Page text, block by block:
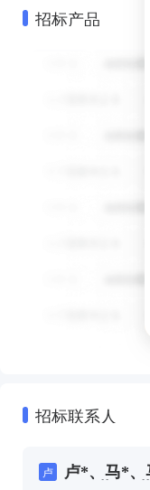
招标产品
招标联系人
卢
卢*、马*